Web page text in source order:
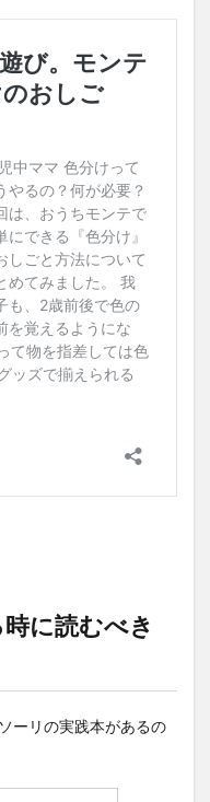
に読むべき
ーリの実践本があるの